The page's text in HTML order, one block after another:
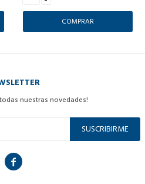
nuestras novedades!
SUSCRIBIRME
